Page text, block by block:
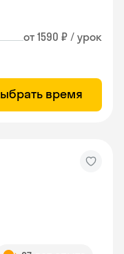
от 1590 ₽ / урок
время